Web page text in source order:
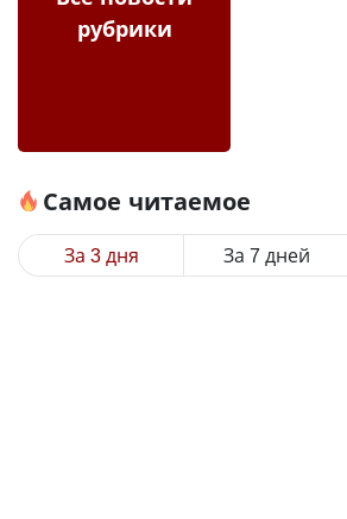
рубрики
Самое читаемое
За 3 дня За 7 дней